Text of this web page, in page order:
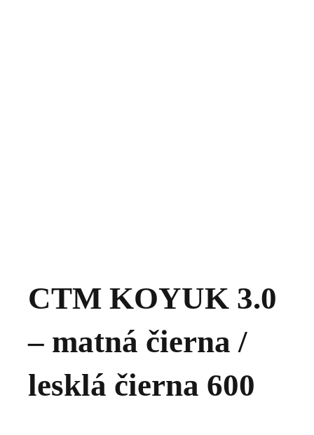
CTM KOYUK 3.0
– matná čierna /
lesklá čierna 600